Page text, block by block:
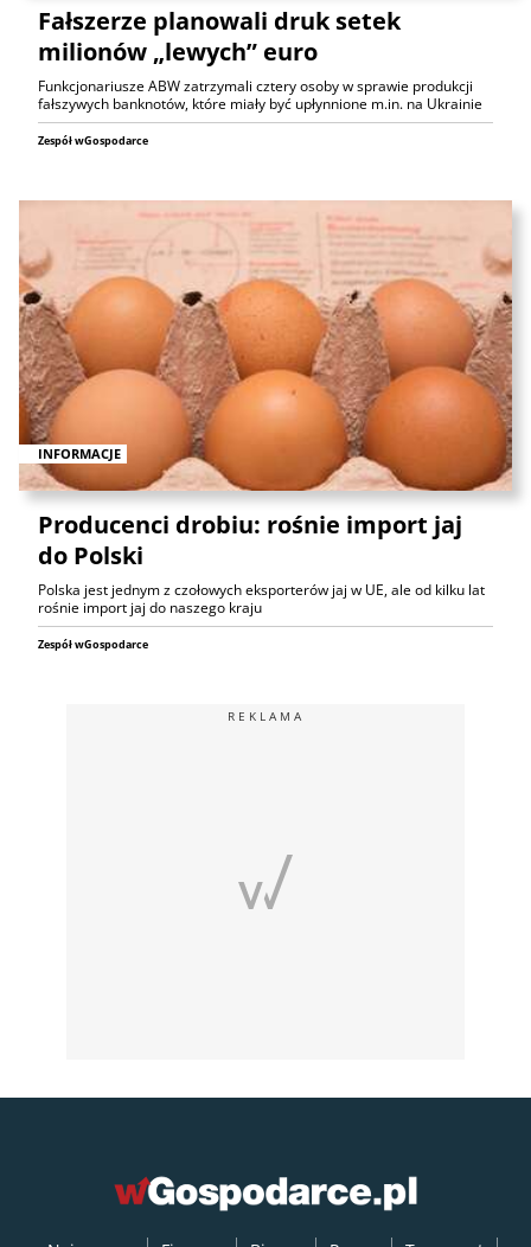
Fałszerze planowali druk setek
milionów „lewych” euro
Funkcjonariusze ABW zatrzymali cztery osoby w sprawie produkcji
fałszywych banknotów, które miały być upłynnione m.in. na Ukrainie
Zespół wGospodarce
INFORMACJE
Producenci drobiu: rośnie import jaj
do Polski
Polska jest jednym z czołowych eksporterów jaj w UE, ale od kilku lat
rośnie import jaj do naszego kraju
Zespół wGospodarce
REKLAMA